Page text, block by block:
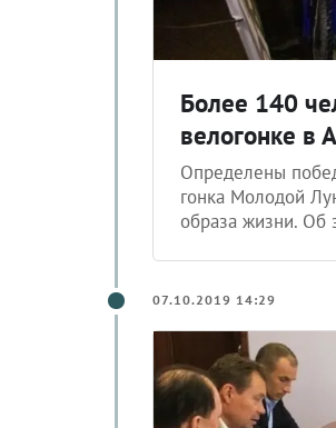
Более 140
велогонке в
Определены
гонка Молодой
образа жизни. Об
07.10.2019 14:29